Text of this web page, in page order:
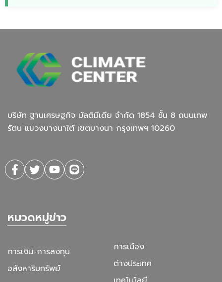
บริษัท ฐานเศรษฐกิจ มัลติมีเดีย จํากัด 1854 ชั้น 8 ถนนเทพ
รัตน แขวงบางนาใต้ เขตบางนา กรุงเทพฯ 10260
หมวดหมู่ข่าว
การเงิน-การลงทุน
อสังหาริมทรัพย์
การเมือง
ต่างประเทศ